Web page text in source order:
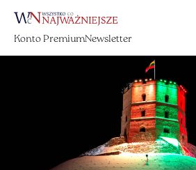
Konto PremiumNewsletter